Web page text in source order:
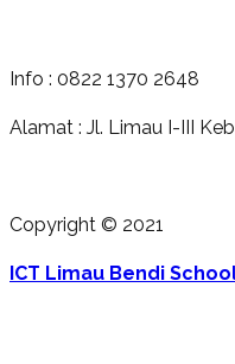
Info : 0822 1370 2648
Alamat : Jl. Limau I-III
Copyright © 2021
ICT Limau Bendi